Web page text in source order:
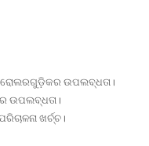
ରୋଲରଗୁଡ଼ିକର ଉପଲବ୍ଧତା।
ଉପଲବ୍ଧତା।
ଖର୍ଚ୍ଚ।